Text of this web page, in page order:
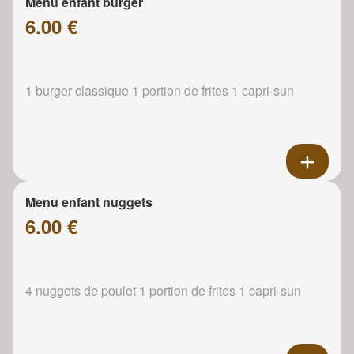
6.00 €
1 burger classique 1 portion de frites 1 capri-sun
Menu enfant nuggets
6.00 €
4 nuggets de poulet 1 portion de frites 1 capri-sun